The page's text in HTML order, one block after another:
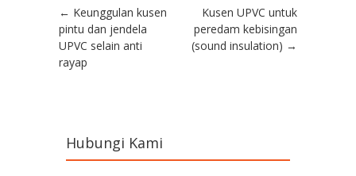
Post navigation
← Keunggulan kusen
pintu dan jendela
UPVC selain anti
rayap
Kusen UPVC untuk
peredam kebisingan
(sound insulation) →
Hubungi Kami